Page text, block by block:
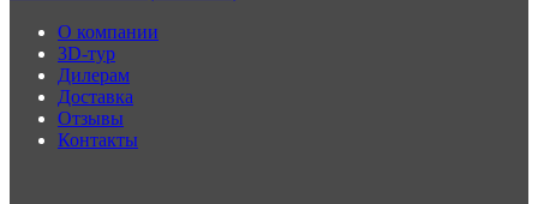
О компании
3D-тур
Дилерам
Доставка
Отзывы
Контакты